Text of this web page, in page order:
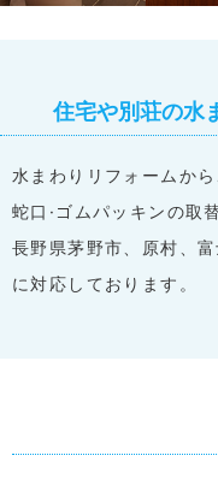
住宅や別荘の水
水まわりリフォームから
蛇口·ゴムパッキンの取
長野県茅野市、原村、
に対応しております。